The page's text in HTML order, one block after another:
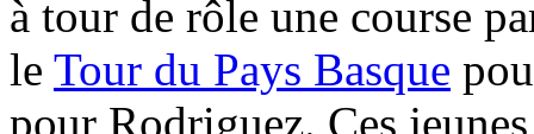
à tour de rôle une course
le Tour du Pays Basque
pour Rodriguez. Ces